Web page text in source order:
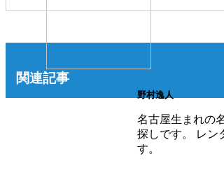
野村逸人
名古屋生まれの
探しです。 レン
す。
関連記事